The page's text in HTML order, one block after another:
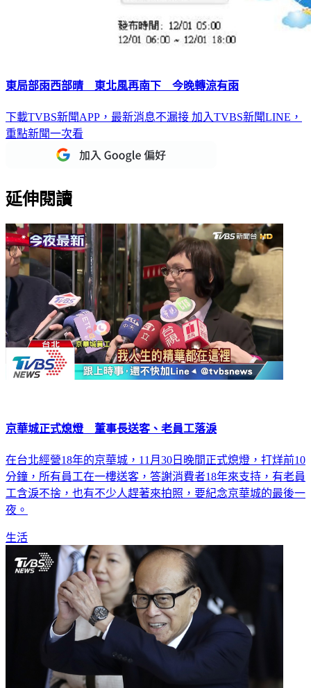
東局部雨西部晴 東北風再南下 今晚轉涼有雨
下載TVBS新聞APP，最新消息不漏接 加入TVBS新聞LINE，
重點新聞一次看
延伸閱讀
京華城正式熄燈 董事長送客、老員工落淚
在台北經營18年的京華城，11月30日晚間正式熄燈，打烊前10
分鐘，所有員工在一樓送客，答謝消費者18年來支持，有老員
工含淚不捨，也有不少人趕著來拍照，要紀念京華城的最後一
夜。
生活